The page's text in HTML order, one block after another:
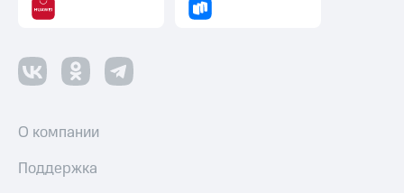
О компании
Поддержка